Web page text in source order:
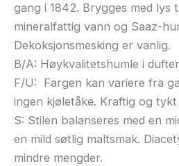
gang i 1842. Brygges med lys
mineralfattig vann og Saaz-
Dekoksjonsmesking er vanlig.
B/A: Høykvalitetshumle i
F/U: Fargen kan variere fra
ingen kjøletåke. Kraftig og tykt
S: Stilen balanseres med en
en mild søtlig maltsmak.
mindre mengder.